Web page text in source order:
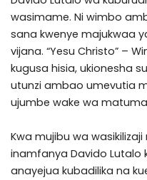
wasimame. Ni wimbo
sana kwenye majukwaa
vijana. “Yesu Christo” –
kugusa hisia, ukionesha
utunzi ambao umevutia
ujumbe wake wa
Kwa mujibu wa wasikilizaji
inamfanya Davido Lutalo
anayejua kubadilika na